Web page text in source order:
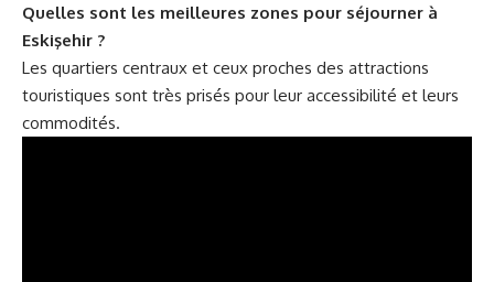
Quelles sont les meilleures zones pour séjourner à
Eskişehir ?
Les quartiers centraux et ceux proches des attractions
touristiques sont très prisés pour leur accessibilité et leurs
commodités.